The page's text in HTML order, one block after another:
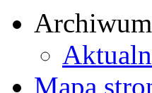
Archiwum
Mapa